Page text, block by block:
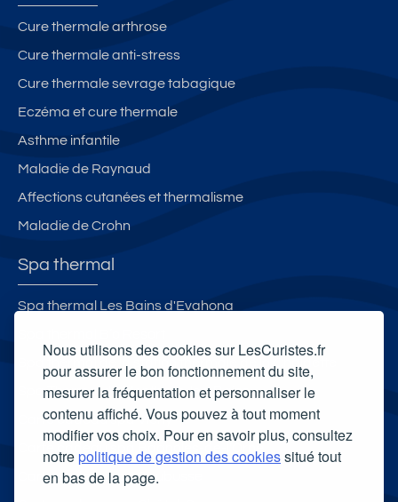
Nous utilisons des cookies sur LesCuristes.fr
pour assurer le bon fonctionnement du site,
mesurer la fréquentation et personnaliser le
contenu affiché. Vous pouvez à tout moment
modifier vos choix. Pour en savoir plus, consultez
notrepolitique de gestion des cookiessitué tout
en bas de la page.
Cure thermale arthrose
Cure thermale anti-stress
Cure thermale sevrage tabagique
Eczéma et cure thermale
Asthme infantile
Maladie de Raynaud
Affections cutanées et thermalisme
Maladie de Crohn
Spa thermal
Spa thermal Les Bains d'Evahona
Spa thermal de la station thermale de la Chaldette
Spa Thermal de Montbrun-les-Bains
Carte cadeau spa Vichy
Carte cadeau spa Bagnoles-de-l'Orne
Carte cadeau spa Saubusse